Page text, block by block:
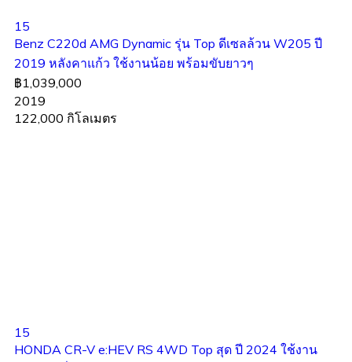
15
Benz C220d AMG Dynamic รุ่น Top ดีเซลล้วน W205 ปี
2019 หลังคาแก้ว ใช้งานน้อย พร้อมขับยาวๆ
฿1,039,000
2019
122,000 กิโลเมตร
15
HONDA CR-V e:HEV RS 4WD Top สุด ปี 2024 ใช้งาน